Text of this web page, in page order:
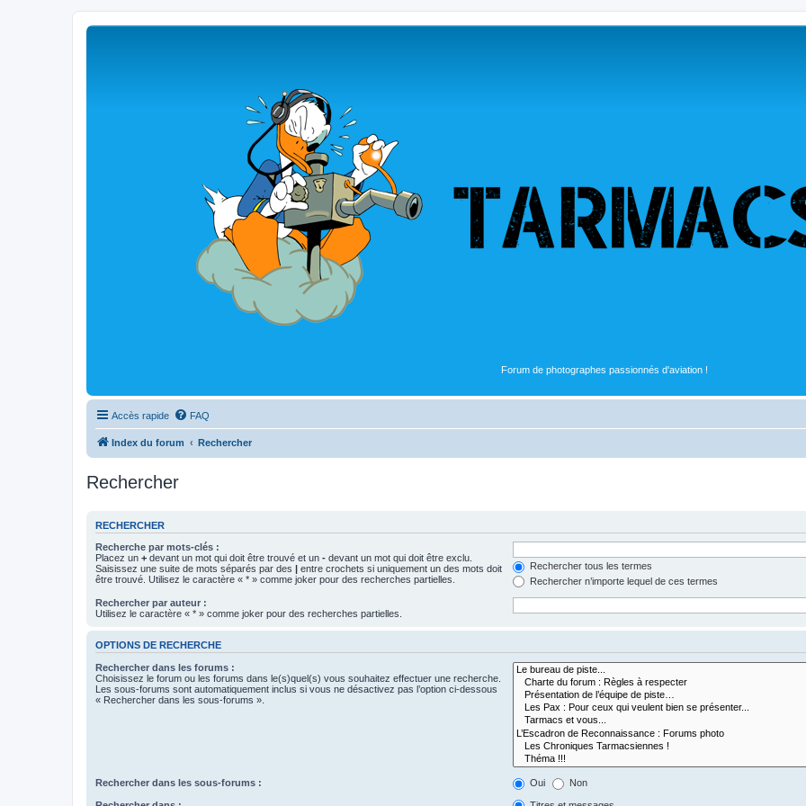
Forum de photographes passionnés d'aviation !
Accès rapide FAQ
Index du forum Rechercher
Rechercher
RECHERCHER
Recherche par mots-clés :
Placez un + devant un mot qui doit être trouvé et un - devant un mot qui doit être exclu.
Saisissez une suite de mots séparés par des | entre crochets si uniquement un des mots doit
être trouvé. Utilisez le caractère « * » comme joker pour des recherches partielles.
Rechercher tous les termes
Rechercher n’importe lequel de ces termes
Rechercher par auteur :
Utilisez le caractère « * » comme joker pour des recherches partielles.
OPTIONS DE RECHERCHE
Rechercher dans les forums :
Choisissez le forum ou les forums dans le(s)quel(s) vous souhaitez effectuer une recherche.
Les sous-forums sont automatiquement inclus si vous ne désactivez pas l’option ci-dessous
« Rechercher dans les sous-forums ».
Rechercher dans les sous-forums : Oui Non